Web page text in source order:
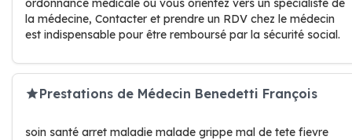
ordonnance médicale ou vous orientez vers un spécialiste de
la médecine, Contacter et prendre un RDV chez le médecin
est indispensable pour être remboursé par la sécurité social.
Prestations de Médecin Benedetti François
soin santé arret maladie malade grippe mal de tete fievre